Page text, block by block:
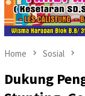
Home Sosial
Dukung